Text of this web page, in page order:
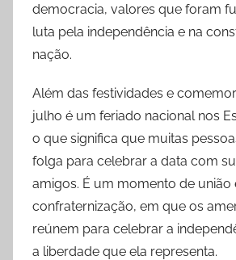
democracia, valores que foram
luta pela independência e na
nação.
Além das festividades e
julho é um feriado nacional nos
o que significa que muitas
folga para celebrar a data com
amigos. É um momento de união
confraternização, em que os
reúnem para celebrar a
a liberdade que ela representa.